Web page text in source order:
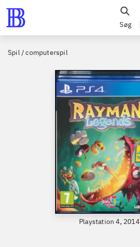
Søg
Spil / computerspil
Playstation 4, 2014